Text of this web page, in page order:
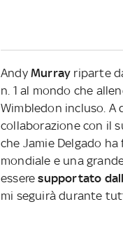
Andy Murray riparte
n. 1 al mondo che
Wimbledon incluso.
collaborazione con il
che Jamie Delgado
mondiale e una
esseresupportato
mi seguirà durante